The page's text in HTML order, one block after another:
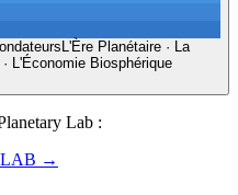
L'Ère Planétaire · La
L'Économie Biosphérique
Lab :
→